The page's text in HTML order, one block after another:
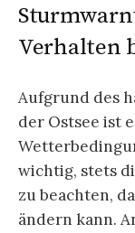
Verhalten
Aufgrund des
der Ostsee ist
wichtig, stets
zu beachten,
ändern kann.